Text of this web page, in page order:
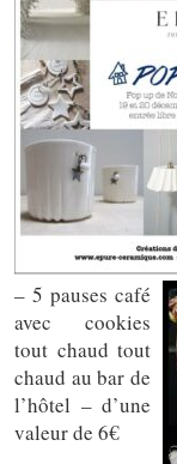
– 5 pauses café
avec cookies
tout chaud tout
chaud au bar de
l’hôtel – d’une
valeur de 6€